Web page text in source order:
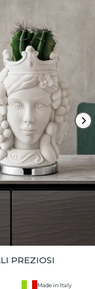
PREZIOSI
Made in Italy